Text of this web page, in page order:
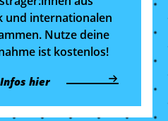
und internationalen
Nutze deine
ist kostenlos!
hier